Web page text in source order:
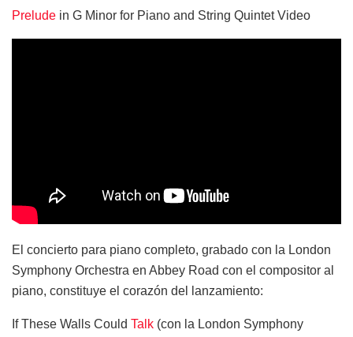
Prelude in G Minor for Piano and String Quintet Video
El concierto para piano completo, grabado con la London
Symphony Orchestra en Abbey Road con el compositor al
piano, constituye el corazón del lanzamiento:
If These Walls Could Talk (con la London Symphony